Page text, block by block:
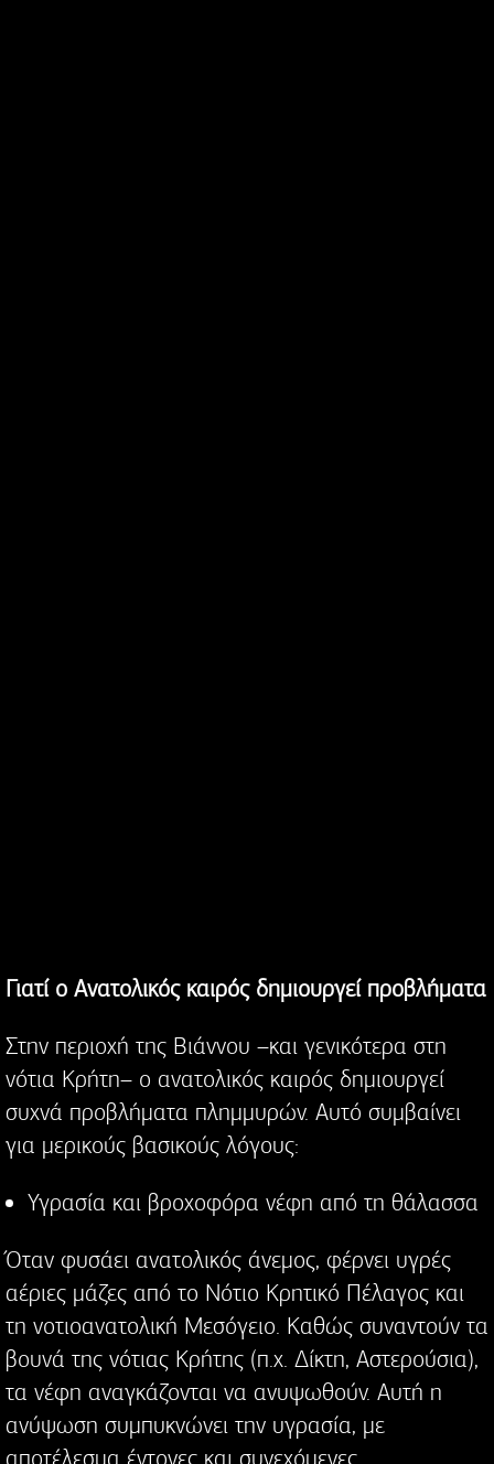
Γιατί ο Ανατολικός καιρός δημιουργεί προβλήματα
Στην περιοχή της Βιάννου –και γενικότερα στη
νότια Κρήτη– ο ανατολικός καιρός δημιουργεί
συχνά προβλήματα πλημμυρών. Αυτό συμβαίνει
για μερικούς βασικούς λόγους:
Υγρασία και βροχοφόρα νέφη από τη θάλασσα
Όταν φυσάει ανατολικός άνεμος, φέρνει υγρές
αέριες μάζες από το Νότιο Κρητικό Πέλαγος και
τη νοτιοανατολική Μεσόγειο. Καθώς συναντούν τα
βουνά της νότιας Κρήτης (π.χ. Δίκτη, Αστερούσια),
τα νέφη αναγκάζονται να ανυψωθούν. Αυτή η
ανύψωση συμπυκνώνει την υγρασία, με